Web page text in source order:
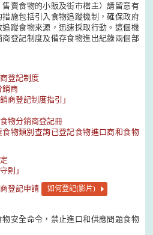
賣食物的小販及街市檔主）請留意有
施包括引入食物追蹤機制，確保政府
蹤食物來源，迅速採取行動。這個機
登記制度及備存食物進出紀錄兩個部
登記制度
銷商
商登記制度指引」
物分銷商登記冊
物類別查詢已登記食物進口商和食物
則」
登記申請
如何登記(影片)
安全命令，禁止進口和供應問題食物